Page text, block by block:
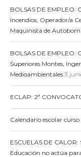
BOLSAS DE EMPLEO:
Incendios, Operador/a
Maquinista de
BOLSAS DE EMPLEO:
Superiores Montes,
Medioambientales 3
ECLAP: 2ª
Calendario escolar
ESCUELAS DE
Educación no actúa